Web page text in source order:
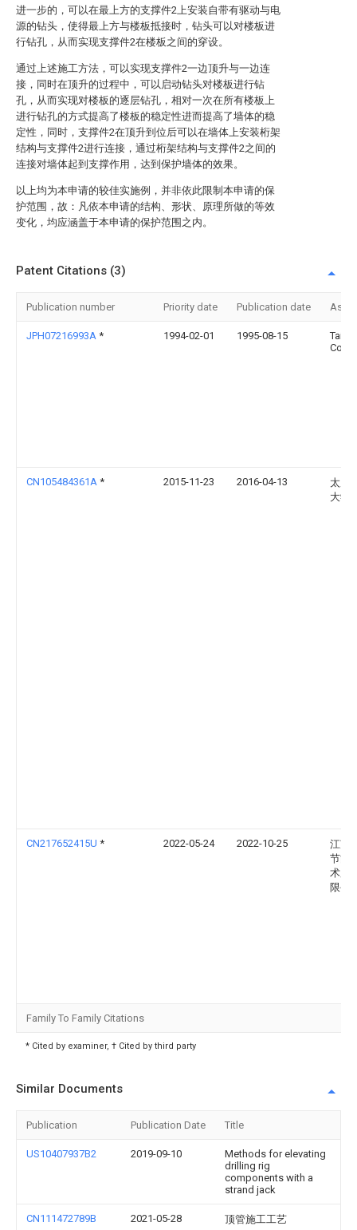
进一步的，可以在最上方的支撑件2上安装自带有驱动与电
源的钻头，使得最上方与楼板抵接时，钻头可以对楼板进
行钻孔，从而实现支撑件2在楼板之间的穿设。
通过上述施工方法，可以实现支撑件2一边顶升与一边连
接，同时在顶升的过程中，可以启动钻头对楼板进行钻
孔，从而实现对楼板的逐层钻孔，相对一次在所有楼板上
进行钻孔的方式提高了楼板的稳定性进而提高了墙体的稳
定性，同时，支撑件2在顶升到位后可以在墙体上安装桁架
结构与支撑件2进行连接，通过桁架结构与支撑件2之间的
连接对墙体起到支撑作用，达到保护墙体的效果。
以上均为本申请的较佳实施例，并非依此限制本申请的保
护范围，故：凡依本申请的结构、形状、原理所做的等效
变化，均应涵盖于本申请的保护范围之内。
Patent Citations (3)
Publication number Priority date Publication date
JPH07216993A * 1994-02-01 1995-08-15
Taisei
Corp
CN105484361A * 2015-11-23 2016-04-13
太原
大学
CN217652415U * 2022-05-24 2022-10-25
江苏
节能
术股
限公
Family To Family Citations
* Cited by examiner, † Cited by third party
Similar Documents
Publication Publication Date Title
US10407937B2 2019-09-10
Methods for elevating
drilling rig
components with a
strand jack
CN111472789B 2021-05-28 顶管施工工艺